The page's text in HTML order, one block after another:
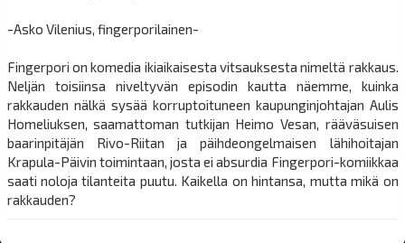
-Asko Vilenius, fingerporilainen-
Fingerpori on komedia ikiaikaisesta vitsauksesta nimeltä rakkaus.
Neljän toisiinsa niveltyvän episodin kautta näemme, kuinka
rakkauden nälkä sysää korruptoituneen kaupunginjohtajan Aulis
Homeliuksen, saamattoman tutkijan Heimo Vesan, rääväsuisen
baarinpitäjän Rivo-Riitan ja päihdeongelmaisen lähihoitajan
Krapula-Päivin toimintaan, josta ei absurdia Fingerpori-komiikkaa
saati noloja tilanteita puutu. Kaikella on hintansa, mutta mikä on
rakkauden?